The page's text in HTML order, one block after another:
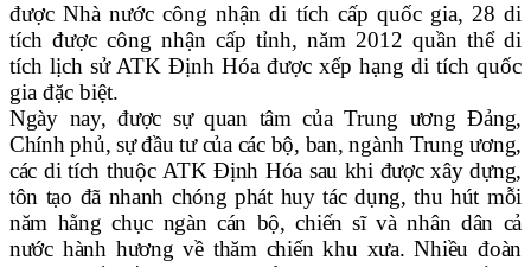
được Nhà nước công nhận di tích cấp quốc gia, 28 di
tích được công nhận cấp tỉnh, năm 2012 quần thể di
tích lịch sử ATK Định Hóa được xếp hạng di tích quốc
gia đặc biệt.
Ngày nay, được sự quan tâm của Trung ương Đảng,
Chính phủ, sự đầu tư của các bộ, ban, ngành Trung ương,
các di tích thuộcATK Định Hóa sau khi được xây dựng,
tôn tạo đã nhanh chóng phát huy tác dụng, thu hút mỗi
năm hằng chục ngàn cán bộ, chiến sĩ và nhân dân cả
nước hành hương về thăm chiến khu xưa. Nhiều đoàn